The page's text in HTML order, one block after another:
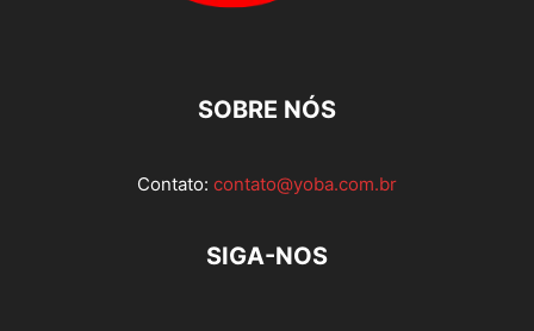
SOBRE NÓS
Contato: contato@yoba.com.br
SIGA-NOS